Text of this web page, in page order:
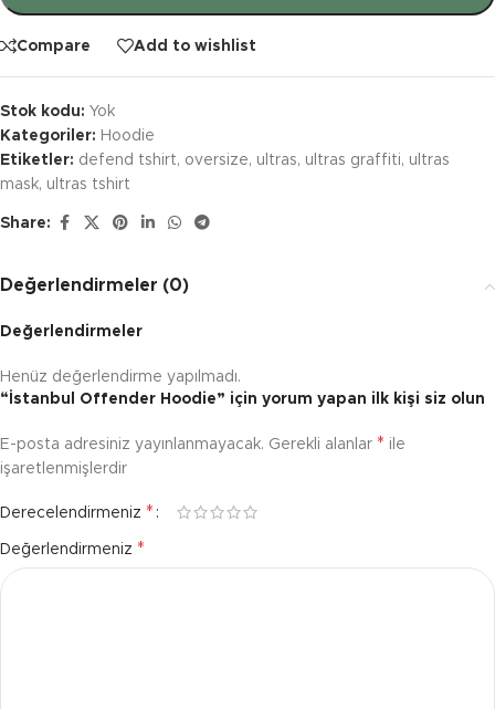
Compare Add to wishlist
Stok kodu: Yok
Kategoriler: Hoodie
Etiketler: defend tshirt, oversize, ultras, ultras graffiti, ultras
mask, ultras tshirt
Share:
Değerlendirmeler (0)
Değerlendirmeler
Henüz değerlendirme yapılmadı.
“İstanbul Offender Hoodie” için yorum yapan ilk kişi siz olun
E-posta adresiniz yayınlanmayacak. Gerekli alanlar * ile
işaretlenmişlerdir
Derecelendirmeniz *
Değerlendirmeniz *